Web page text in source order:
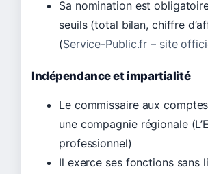
Sa nomination est
seuils (total bilan, chiffre
(Service-Public.fr – site
Indépendance et impartialité
Le commissaire aux
une compagnie régionale
professionnel)
Il exerce ses fonctions sans